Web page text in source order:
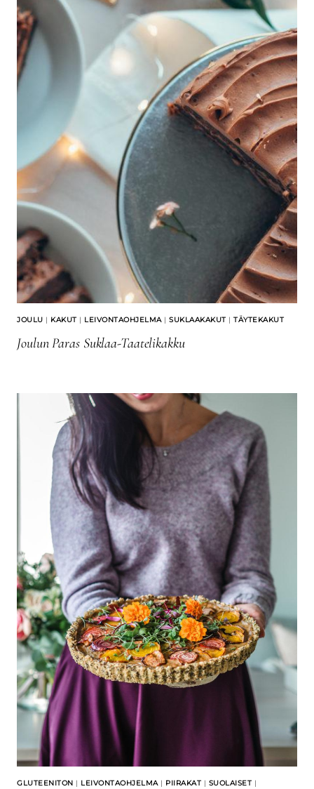
JOULU | KAKUT | LEIVONTAOHJELMA| SUKLAAKAKUT | TÄYTEKAKUT
Joulun Paras Suklaa-Taatelikakku
GLUTEENITON | LEIVONTAOHJELMA| PIIRAKAT | SUOLAISET |